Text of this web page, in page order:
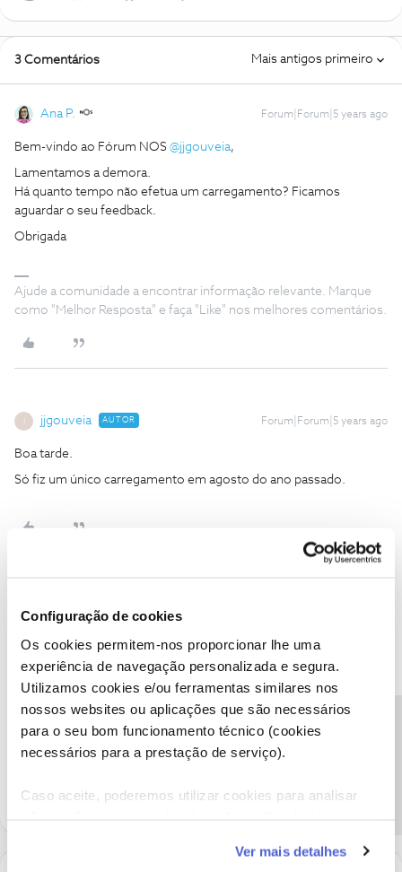
Configuração de cookies
Os cookies permitem-nos proporcionar lhe uma
experiência de navegação personalizada e segura.
Utilizamos cookies e/ou ferramentas similares nos
nossos websites ou aplicações que são necessários
para o seu bom funcionamento técnico (cookies
necessários para a prestação de serviço).
Caso aceite, poderemos utilizar cookies para analisar
funcionalidades (cookies de personalização e
Ver mais detalhes
3 Comentários Mais antigos primeiro
Ana P. Forum|Forum|5 years ago
Bem-vindo ao Fórum NOS @jjgouveia,
Lamentamos a demora.
Há quanto tempo não efetua um carregamento? Ficamos
aguardar o seu feedback.
Obrigada
Ajude a comunidade a encontrar informação relevante. Marque
como "Melhor Resposta" e faça "Like" nos melhores comentários.
jjgouveia AUTOR Forum|Forum|5 years ago
Boa tarde.
Só fiz um único carregamento em agosto do ano passado.
encontra inativo.
Ajude a comunidade a encontrar informação relevante. Marque